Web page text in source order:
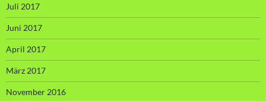
Juli 2017
Juni 2017
April 2017
März 2017
November 2016